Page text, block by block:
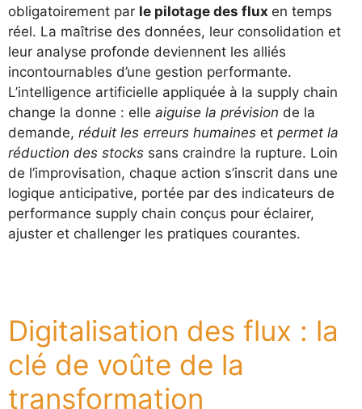
obligatoirement par le pilotage des flux en temps
réel. La maîtrise des données, leur consolidation et
leur analyse profonde deviennent les alliés
incontournables d’une gestion performante.
L’intelligence artificielle appliquée à la supply chain
change la donne : elle aiguise la prévision de la
demande, réduit les erreurs humaines et permet la
réduction des stocks sans craindre la rupture. Loin
de l’improvisation, chaque action s’inscrit dans une
logique anticipative, portée par des indicateurs de
performance supply chain conçus pour éclairer,
ajuster et challenger les pratiques courantes.
Digitalisation des flux : la
clé de voûte de la
transformation